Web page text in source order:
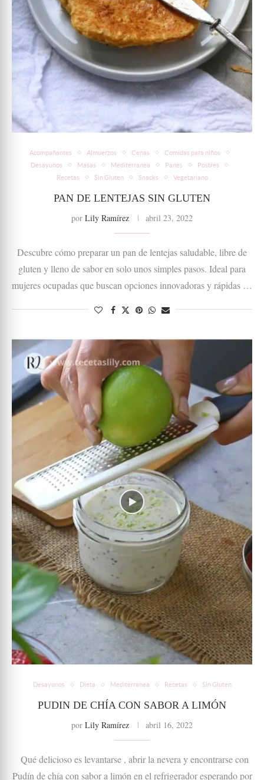
Acompañantes Almuerzos Cenas
Comidas para niños
Desayunos
Masas Mediterranea Panes
Postres
Recetas
Sin Gluten Snacks Vegetariano
PAN DE LENTEJAS SIN GLUTEN
por Lily Ramírez abril 23, 2022
Descubre cómo preparar un pan de lentejas saludable, libre de
gluten y lleno de sabor en solo unos simples pasos. Ideal para
mujeres ocupadas que buscan opciones innovadoras y rápidas …
Desayunos Dieta Mediterranea Recetas Sin Gluten
PUDIN DE CHÍA CON SABOR A LIMÓN
por Lily Ramírez abril 16, 2022
Qué delicioso es levantarse , abrir la nevera y encontrarse con
Pudín de chía con sabor a limón en el refrigerador esperando por